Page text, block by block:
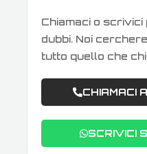
Chiamaci o
dubbi. Noi
tutto quello che
CHIAMACI
SCRIVICI